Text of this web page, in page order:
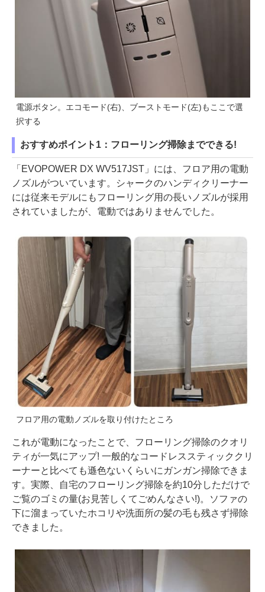
電源ボタン。エコモード(右)、ブーストモード(左)もここで選
択する
おすすめポイント1：フローリング掃除までできる!
「EVOPOWER DX WV517JST」には、フロア用の電動
ノズルがついています。シャークのハンディクリーナー
には従来モデルにもフローリング用の長いノズルが採用
されていましたが、電動ではありませんでした。
フロア用の電動ノズルを取り付けたところ
これが電動になったことで、フローリング掃除のクオリ
ティが一気にアップ! 一般的なコードレススティッククリ
ーナーと比べても遜色ないくらいにガンガン掃除できま
す。実際、自宅のフローリング掃除を約10分しただけで
ご覧のゴミの量(お見苦しくてごめんなさい!)。ソファの
下に溜まっていたホコリや洗面所の髪の毛も残さず掃除
できました。